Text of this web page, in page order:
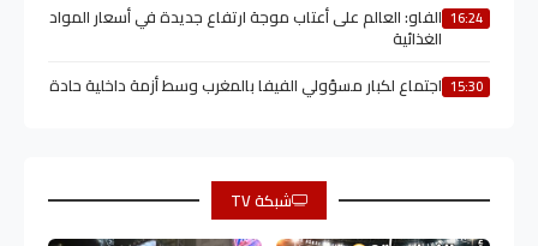
16:24 الفاو: العالم على أعتاب موجة ارتفاع جديدة في أسعار المواد
الغذائية
15:30 اجتماع لكبار مسؤولي الفيفا بالمغرب وسط أزمة داخلية حادة
شبكة TV